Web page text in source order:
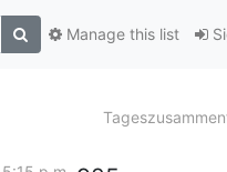
Manage this list